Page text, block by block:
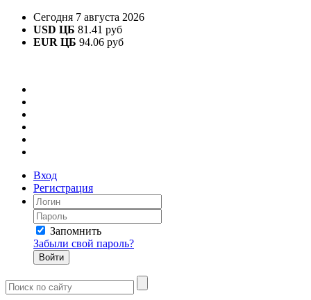
Сегодня 7 августа 2026
USD ЦБ 81.41 руб
EUR ЦБ 94.06 руб
Вход
Регистрация
Запомнить
Забыли свой пароль?